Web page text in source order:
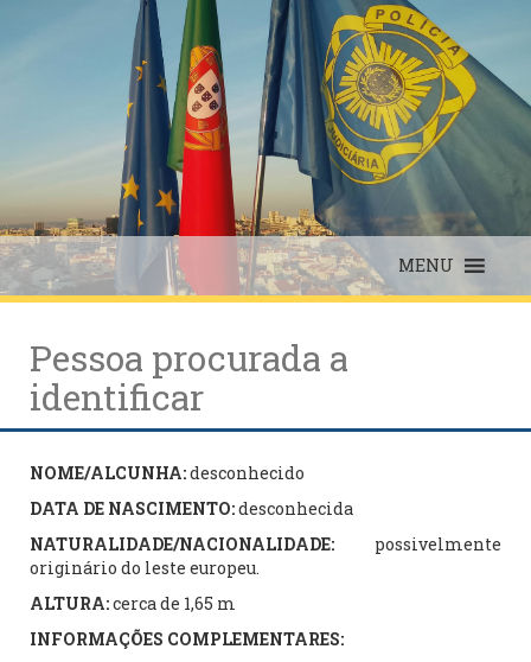
MENU
Pessoa procurada a
identificar
NOME/ALCUNHA:desconhecido
DATA DE NASCIMENTO:desconhecida
NATURALIDADE/NACIONALIDADE: possivelmente
originário do leste europeu.
ALTURA:cerca de 1,65 m
INFORMAÇÕES COMPLEMENTARES: